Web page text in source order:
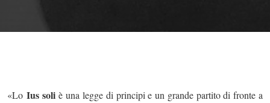
«Lo Ius soliè una legge di principi e un grande partito di fronte a